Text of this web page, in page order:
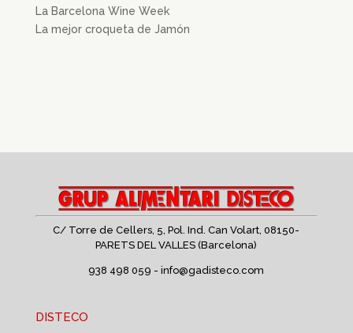
La Barcelona Wine Week
La mejor croqueta de Jamón
C/ Torre de Cellers, 5, Pol. Ind. Can Volart,08150-
PARETS DEL VALLES (Barcelona)
938 498 059 -info@gadisteco.com
DISTECO